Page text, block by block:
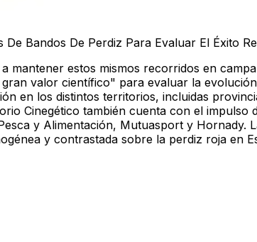
Bandos De Perdiz Para Evaluar El Éxito
mantener estos mismos recorridos en
valor científico" para evaluar la
en los distintos territorios, incluidas
Cinegético también cuenta con el impulso
y Alimentación, Mutuasport y Hornady.
y contrastada sobre la perdiz roja en